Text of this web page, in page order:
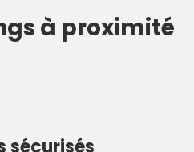
à proximité
sécurisés